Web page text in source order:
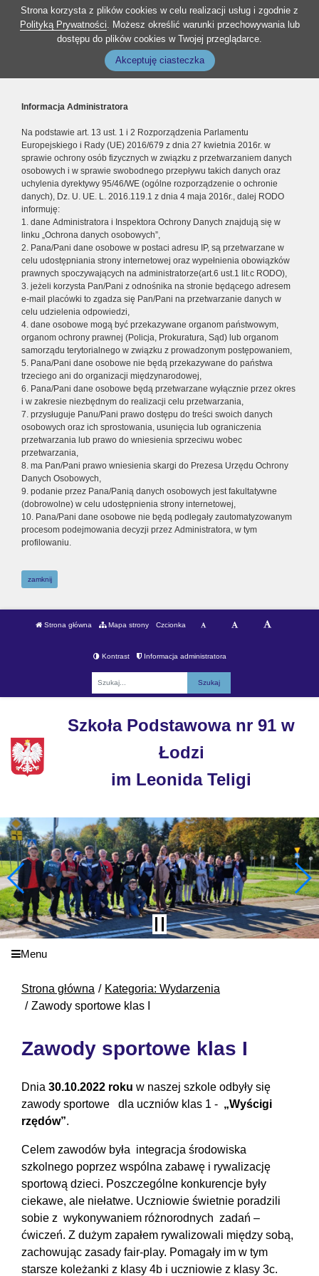
Strona korzysta z plików cookies w celu realizacji usług i zgodnie z
Polityką Prywatności. Możesz określić warunki przechowywania lub
dostępu do plików cookies w Twojej przeglądarce.
Akceptuję ciasteczka
Informacja Administratora
Na podstawie art. 13 ust. 1 i 2 Rozporządzenia Parlamentu
Europejskiego i Rady (UE) 2016/679 z dnia 27 kwietnia 2016r. w
sprawie ochrony osób fizycznych w związku z przetwarzaniem danych
osobowych i w sprawie swobodnego przepływu takich danych oraz
uchylenia dyrektywy 95/46/WE (ogólne rozporządzenie o ochronie
danych), Dz. U. UE. L. 2016.119.1 z dnia 4 maja 2016r., dalej RODO
informuję:
1. dane Administratora i Inspektora Ochrony Danych znajdują się w
linku „Ochrona danych osobowych”,
2. Pana/Pani dane osobowe w postaci adresu IP, są przetwarzane w
celu udostępniania strony internetowej oraz wypełnienia obowiązków
prawnych spoczywających na administratorze(art.6 ust.1 lit.c RODO),
3. jeżeli korzysta Pan/Pani z odnośnika na stronie będącego adresem
e-mail placówki to zgadza się Pan/Pani na przetwarzanie danych w
celu udzielenia odpowiedzi,
4. dane osobowe mogą być przekazywane organom państwowym,
organom ochrony prawnej (Policja, Prokuratura, Sąd) lub organom
samorządu terytorialnego w związku z prowadzonym postępowaniem,
5. Pana/Pani dane osobowe nie będą przekazywane do państwa
trzeciego ani do organizacji międzynarodowej,
6. Pana/Pani dane osobowe będą przetwarzane wyłącznie przez okres
i w zakresie niezbędnym do realizacji celu przetwarzania,
7. przysługuje Panu/Pani prawo dostępu do treści swoich danych
osobowych oraz ich sprostowania, usunięcia lub ograniczenia
przetwarzania lub prawo do wniesienia sprzeciwu wobec
przetwarzania,
8. ma Pan/Pani prawo wniesienia skargi do Prezesa Urzędu Ochrony
Danych Osobowych,
9. podanie przez Pana/Panią danych osobowych jest fakultatywne
(dobrowolne) w celu udostępnienia strony internetowej,
10. Pana/Pani dane osobowe nie będą podlegały zautomatyzowanym
procesom podejmowania decyzji przez Administratora, w tym
profilowaniu.
zamknij
Strona główna Mapa strony Czcionka
Kontrast Informacja administratora
Szkoła Podstawowa nr 91 w
Łodzi
im Leonida Teligi
Menu
Strona główna
Kategoria: Wydarzenia
Zawody sportowe klas I
Zawody sportowe klas I
Dnia 30.10.2022 roku w naszej szkole odbyły się
zawody sportowe dla uczniów klas 1 - „Wyścigi
rzędów”.
Celem zawodów była integracja środowiska
szkolnego poprzez wspólna zabawę i rywalizację
sportową dzieci. Poszczególne konkurencje były
ciekawe, ale niełatwe. Uczniowie świetnie poradzili
sobie z wykonywaniem różnorodnych zadań –
ćwiczeń. Z dużym zapałem rywalizowali między sobą,
zachowując zasady fair-play. Pomagały im w tym
starsze koleżanki z klasy 4b i uczniowie z klasy 3c.